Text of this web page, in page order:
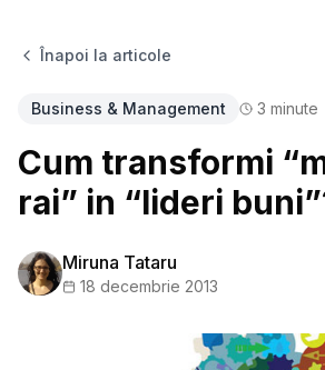
Înapoi la articole
Business & Management 3 minute
Cum transformi
rai” in “lideri
Miruna Tataru
18 decembrie 2013